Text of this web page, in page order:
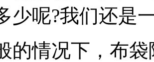
少呢?我们还是
情况下，布袋